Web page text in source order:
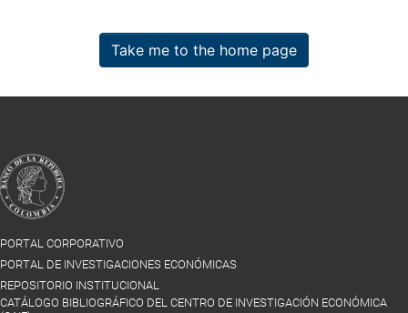
Take me to the home page
PORTAL CORPORATIVO
PORTAL DE INVESTIGACIONES ECONÓMICAS
REPOSITORIO INSTITUCIONAL
CATÁLOGO BIBLIOGRÁFICO DEL CENTRO DE INVESTIGACIÓN ECONÓMICA